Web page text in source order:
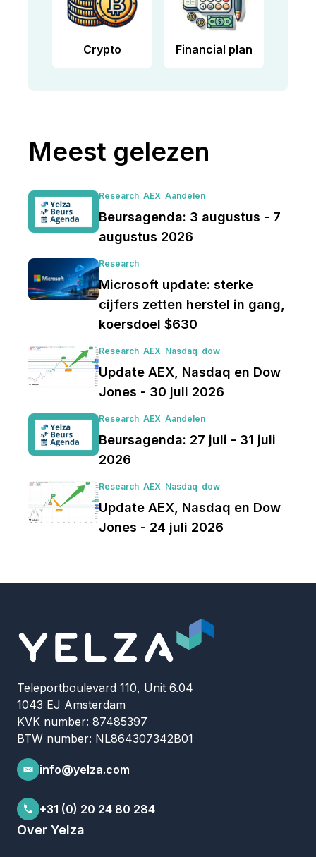
Crypto Financial plan
Meest gelezen
Research AEX Aandelen
Beursagenda: 3 augustus - 7
augustus 2026
Research
Microsoft update: sterke
cijfers zetten herstel in gang,
koersdoel $630
Research AEX Nasdaq dow
Update AEX, Nasdaq en Dow
Jones - 30 juli 2026
Research AEX Aandelen
Beursagenda: 27 juli - 31 juli
2026
Research AEX Nasdaq dow
Update AEX, Nasdaq en Dow
Jones - 24 juli 2026
Teleportboulevard 110, Unit 6.04
1043 EJ Amsterdam
KVK number: 87485397
BTW number: NL864307342B01
info@yelza.com
+31 (0) 20 24 80 284
Over Yelza